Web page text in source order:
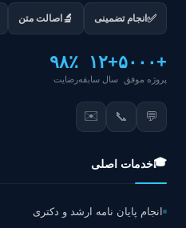
✅ انجام تضمینی 🔬 اصالت متن
+۵۰۰۰
پروژه موفق
+۱۲
سال سابقه
۹۸٪
رضایت
💬
📞
✉️
🎓خدمات اصلی
انجام پایان نامه ارشد و دکتری